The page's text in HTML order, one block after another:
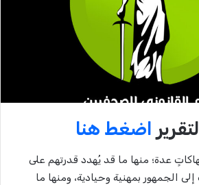
اضغط هنا
عدة؛ منها ما قد يُهدد قدرتهم على
إلى الجمهور بمهنية وحيادية، ومنها ما